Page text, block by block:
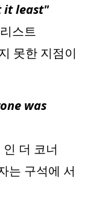
it least"
스트
못한 지점이
was
더 코너
는 구석에 서